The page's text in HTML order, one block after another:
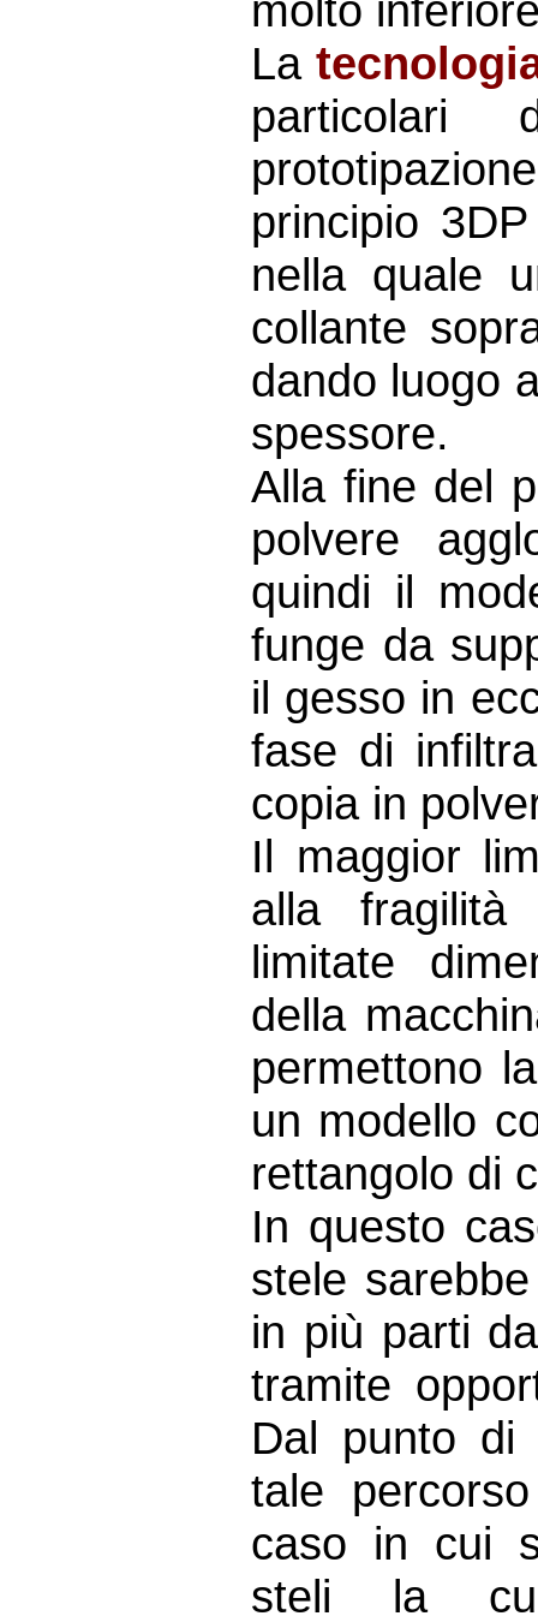
La
principio
nella quale
collante
dando luogo
spessore.
Alla fine del
polvere
quindi il
funge da
il gesso in
fase di
copia in
Il maggior
alla
limitate
della
permettono
un modello
rettangolo di
In questo
stele
in più parti
tramite
Dal punto di
tale
caso in cui
steli la